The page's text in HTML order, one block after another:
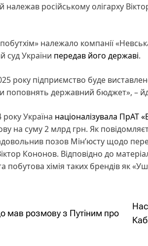
належав російському олігарху
належало компанії
суд України передав його державі.
року підприємство буде
поповнять державний бюджет», –
Україна націоналізувала ПрАТ
на суму 2 млрд грн. Як
позов Мін’юсту щодо
Віктор Кононов. Відповідно до
побутова хімія таких брендів як
мав розмову з Путіним про